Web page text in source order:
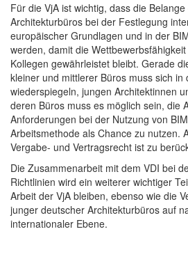
Für die VjA ist wichtig, dass die
Architekturbüros bei der Festlegung
europäischer Grundlagen und in der
werden, damit die
Kollegen gewährleistet bleibt. Gerade
kleiner und mittlerer Büros muss sich in
wiederspiegeln, jungen Architektinnen
deren Büros muss es möglich sein, die
Anforderungen bei der Nutzung von
Arbeitsmethode als Chance zu nutzen.
Vergabe- und Vertragsrecht ist zu
Die Zusammenarbeit mit dem VDI bei
Richtlinien wird ein weiterer wichtiger
Arbeit der VjA bleiben, ebenso wie die
junger deutscher Architekturbüros auf
internationaler Ebene.